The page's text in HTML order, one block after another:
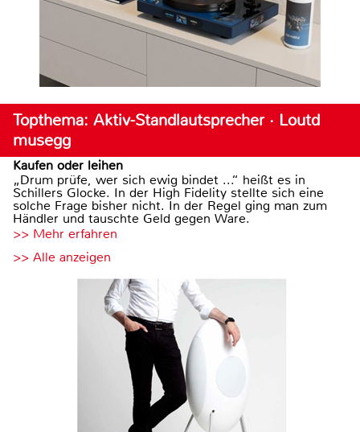
Topthema: Aktiv-Standlautsprecher · Loutd
musegg
Kaufen oder leihen
„Drum prüfe, wer sich ewig bindet ...“ heißt es in
Schillers Glocke. In der High Fidelity stellte sich eine
solche Frage bisher nicht. In der Regel ging man zum
Händler und tauschte Geld gegen Ware.
>> Mehr erfahren
>> Alle anzeigen